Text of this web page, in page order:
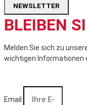
NEWSLETTER
BLEIBEN
Melden Sie sich zu
wichtigen Informationen
Email